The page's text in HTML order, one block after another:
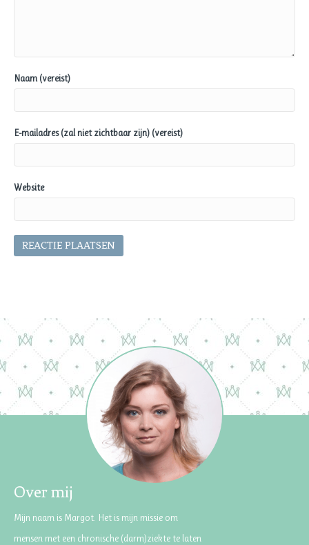
Naam (vereist)
E-mailadres (zal niet zichtbaar zijn) (vereist)
Website
Over mij
Mijn naam is Margot. Het is mijn missie om
mensen met een chronische (darm)ziekte te laten